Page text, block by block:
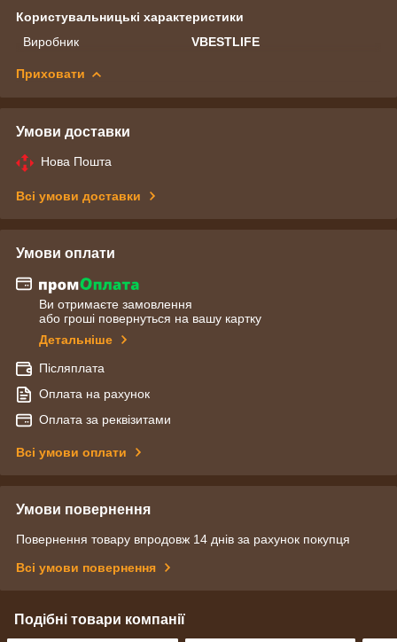
Користувальницькі характеристики
Виробник
VBESTLIFE
Приховати
Умови доставки
Нова Пошта
Всі умови доставки
Умови оплати
Ви отримаєте замовлення
або гроші повернуться на вашу картку
Детальніше
Післяплата
Оплата на рахунок
Оплата за реквізитами
Всі умови оплати
Умови повернення
Повернення товару впродовж 14 днів за рахунок покупця
Всі умови повернення
Подібні товари компанії